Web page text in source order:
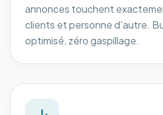
annonces touchent
clients et personne d'autre.
optimisé, zéro gaspillage.